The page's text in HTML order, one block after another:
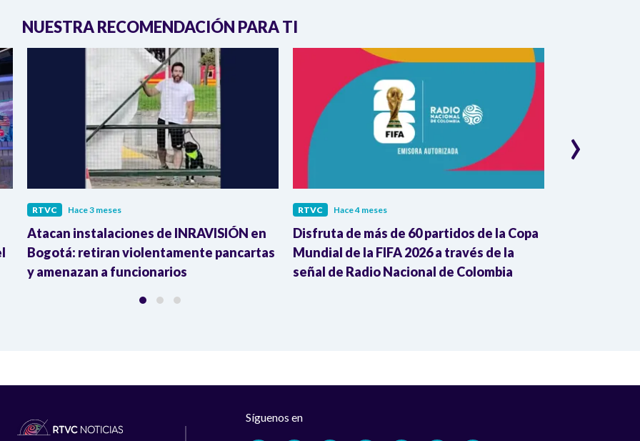
NUESTRA RECOMENDACIÓN PARA TI
RTVC Hace 3 meses
Atacan instalaciones de INRAVISIÓN en
Bogotá: retiran violentamente pancartas
y amenazan a funcionarios
RTVC Hace 4 meses
Disfruta de más de 60 partidos de la Copa
Mundial de la FIFA 2026 a través de la
señal de Radio Nacional de Colombia
›
Síguenos en